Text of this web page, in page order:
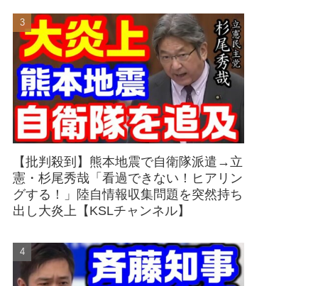
【批判殺到】熊本地震で自衛隊派遣→立
憲・杉尾秀哉「看過できない！ヒアリン
グする！」陸自情報収集問題を突然持ち
出し大炎上【KSLチャンネル】